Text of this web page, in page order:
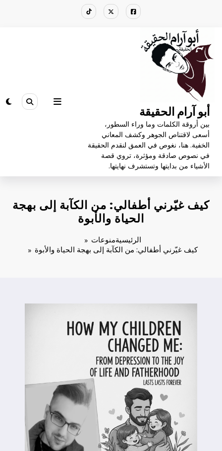
أبو آرام الحقيقة
بين أروقة الكلمات وما وراء السطور،
أسعى لاقتناص الجوهر وكشف المعاني
الخفية. هنا، نغوص في العمق لنقدم الحقيقة
في نصوص صادقة ومؤثرة، تروي قصة
الأشياء من بدايتها وتستشرف نهايتها.
كيف غيّرني أطفالي: من الكآبة إلى بهجة
الحياة والأبوة
الرئيسيةمنوعات
كيف غيّرني أطفالي: من الكآبة إلى بهجة الحياة والأبوة